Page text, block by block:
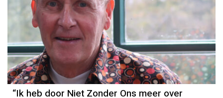
“Ik heb door Niet Zonder Ons meer over